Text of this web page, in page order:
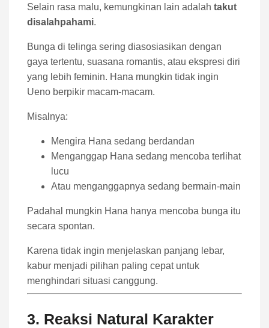
Selain rasa malu, kemungkinan lain adalah takut
disalahpahami.
Bunga di telinga sering diasosiasikan dengan
gaya tertentu, suasana romantis, atau ekspresi diri
yang lebih feminin. Hana mungkin tidak ingin
Ueno berpikir macam-macam.
Misalnya:
Mengira Hana sedang berdandan
Menganggap Hana sedang mencoba terlihat
lucu
Atau menganggapnya sedang bermain-main
Padahal mungkin Hana hanya mencoba bunga itu
secara spontan.
Karena tidak ingin menjelaskan panjang lebar,
kabur menjadi pilihan paling cepat untuk
menghindari situasi canggung.
3. Reaksi Natural Karakter